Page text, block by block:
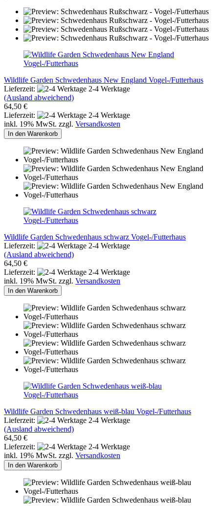
Wildlife Garden Schwedenhaus New England Vogel-/Futterhaus
Lieferzeit:
2-4 Werktage
(Ausland abweichend)
64,50 €
Lieferzeit:
2-4 Werktage
inkl. 19% MwSt. zzgl. Versandkosten
In den Warenkorb
Wildlife Garden Schwedenhaus schwarz Vogel-/Futterhaus
Lieferzeit:
2-4 Werktage
(Ausland abweichend)
64,50 €
Lieferzeit:
2-4 Werktage
inkl. 19% MwSt. zzgl. Versandkosten
In den Warenkorb
Wildlife Garden Schwedenhaus weiß-blau Vogel-/Futterhaus
Lieferzeit:
2-4 Werktage
(Ausland abweichend)
64,50 €
Lieferzeit:
2-4 Werktage
inkl. 19% MwSt. zzgl. Versandkosten
In den Warenkorb